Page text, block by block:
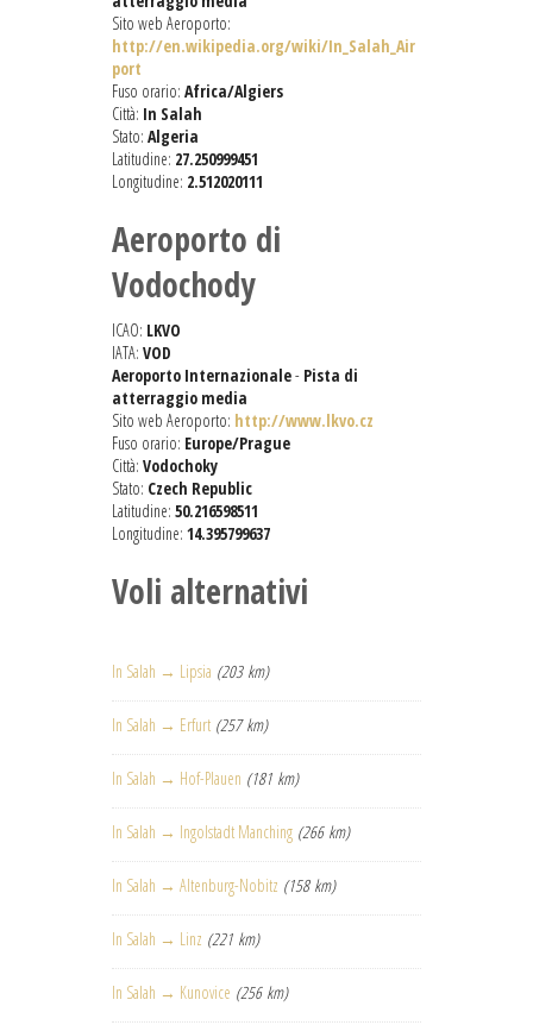
Sito web Aeroporto:
http://en.wikipedia.org/wiki/In_Salah_Air
port
Fuso orario: Africa/Algiers
Città: In Salah
Stato: Algeria
Latitudine: 27.250999451
Longitudine: 2.512020111
Aeroporto di
Vodochody
ICAO: LKVO
IATA: VOD
Aeroporto Internazionale- Pista di
atterraggio media
Sito web Aeroporto: http://www.lkvo.cz
Fuso orario: Europe/Prague
Città: Vodochoky
Stato: Czech Republic
Latitudine: 50.216598511
Longitudine: 14.395799637
Voli alternativi
In Salah → Lipsia (203 km)
In Salah → Erfurt (257 km)
In Salah → Hof-Plauen (181 km)
In Salah → Ingolstadt Manching (266 km)
In Salah → Altenburg-Nobitz (158 km)
In Salah → Linz (221 km)
In Salah → Kunovice (256 km)